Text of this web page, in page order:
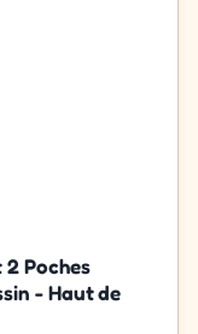
Poches
- Haut de